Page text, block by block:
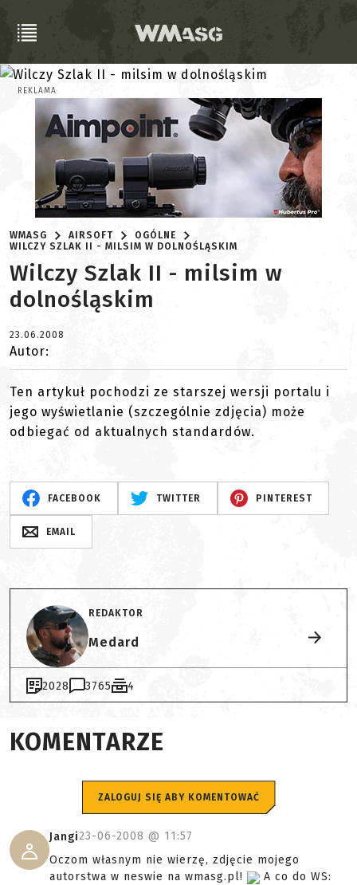
REKLAMA
WMASG AIRSOFT
OGÓLNE
WILCZY SZLAK II - MILSIM W DOLNOŚLĄSKIM
Wilczy Szlak II - milsim w
dolnośląskim
23.06.2008
Autor:
Ten artykuł pochodzi ze starszej wersji portalu i
jego wyświetlanie (szczególnie zdjęcia) może
odbiegać od aktualnych standardów.
FACEBOOK TWITTER PINTEREST
EMAIL
REDAKTOR
Medard
2028 3765 4
KOMENTARZE
ZALOGUJ SIĘ ABY KOMENTOWAĆ
Jangi23-06-2008 @ 11:57
Oczom własnym nie wierzę, zdjęcie mojego
autorstwa w neswie na wmasg.pl!
A co do WS: